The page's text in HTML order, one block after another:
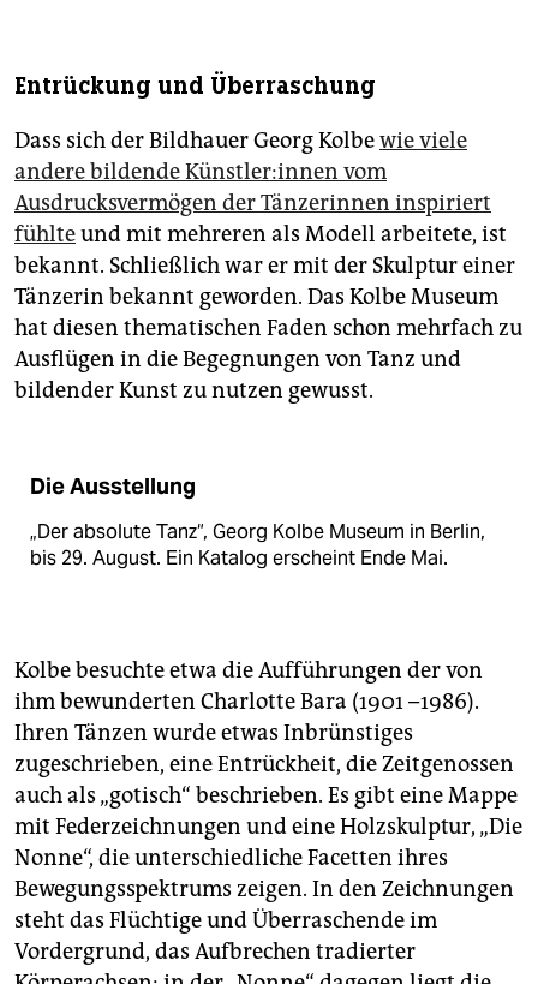
Entrückung und Überraschung
Dass sich der Bildhauer Georg Kolbewie viele
andere bildende Künst­le­r:in­nen vom
Ausdrucksvermögen der Tänzerinnen inspiriert
fühlteund mit mehreren als Modell arbeitete, ist
bekannt. Schließlich war er mit der Skulptur einer
Tänzerin bekannt geworden. Das Kolbe Museum
hat diesen thematischen Faden schon mehrfach zu
Ausflügen in die Begegnungen von Tanz und
bildender Kunst zu nutzen gewusst.
Die Ausstellung
„Der absolute Tanz“, Georg Kolbe Museum in Berlin,
bis 29. August. Ein Katalog erscheint Ende Mai.
Kolbe besuchte etwa die Aufführungen der von
ihm bewunderten Charlotte Bara (1901 –1986).
Ihren Tänzen wurde etwas Inbrünstiges
zugeschrieben, eine Entrückheit, die Zeitgenossen
auch als „gotisch“ beschrieben. Es gibt eine Mappe
mit Federzeichnungen und eine Holzskulptur, „Die
Nonne“, die unterschiedliche Facetten ihres
Bewegungsspektrums zeigen. In den Zeichnungen
steht das Flüchtige und Überraschende im
Vordergrund, das Aufbrechen tradierter